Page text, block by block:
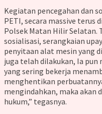
Kegiatan pencegahan dan
PETI, secara massive terus
Polsek Matan Hilir Selatan.
sosialisasi, serangkaian
penyitaan alat mesin yang
juga telah dilakukan, Ia pun
yang sering bekerja
menghentikan
mengindahkan, maka akan
hukum,” tegasnya.